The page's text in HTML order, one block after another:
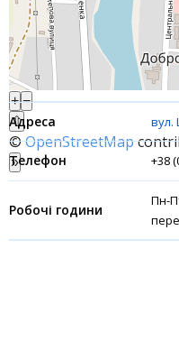
Рахунки для бізнесу
Фінансові результати
+ −
⇧
©OpenStreetMap
»
вул.
+38
Пн-